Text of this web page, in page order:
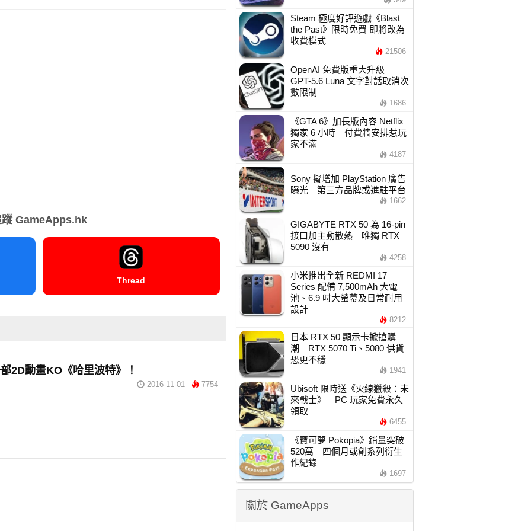
蹤 GameApps.hk
Thread
2D動畫KO《哈里波特》！
2016-11-01 7754
Steam 極度好評遊戲《Blast
the Past》限時免費 即將改為
收費模式
21506
OpenAI 免費版重大升級
GPT-5.6 Luna 文字對話取消次
數限制
1686
《GTA 6》加長版內容 Netflix
獨家 6 小時 付費牆安排惹玩
家不滿
4187
Sony 擬增加 PlayStation 廣告
曝光 第三方品牌或進駐平台
1662
GIGABYTE RTX 50 為 16-pin
接口加主動散熱 唯獨 RTX
5090 沒有
4258
小米推出全新 REDMI 17
Series 配備 7,500mAh 大電
池、6.9 吋大螢幕及日常耐用
設計
8212
日本 RTX 50 顯示卡掀搶購
潮 RTX 5070 Ti、5080 供貨
恐更不穩
1941
Ubisoft 限時送《火線獵殺：未
來戰士》 PC 玩家免費永久
領取
6455
《寶可夢 Pokopia》銷量突破
520萬 四個月或創系列衍生
作紀錄
1697
關於 GameApps